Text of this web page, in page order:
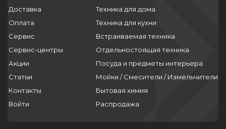
Доставка
Оплата
Сервис
Сервис-центры
Акции
Статьи
Контакты
Войти
Техника для дома
Техника для кухни
Встраиваемая техника
Отдельностоящая техника
Посуда и предметы интерьера
Мойки / Смесители / Измельчители
Бытовая химия
Распродажа